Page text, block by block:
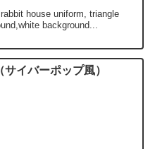
house uniform, triangle
background...
サイバーポップ風）